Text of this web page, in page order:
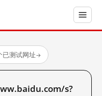
已测试网址→
s?